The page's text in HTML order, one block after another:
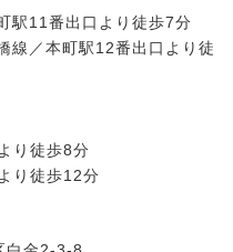
駅11番出口より徒歩7分
線／本町駅12番出口より徒
り徒歩8分
り徒歩12分